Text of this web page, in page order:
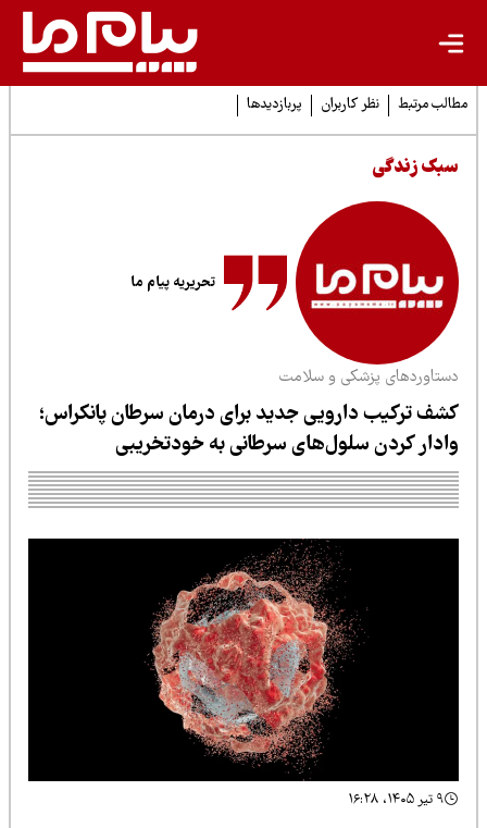
مرتبط نظر کاربران پربازدیدها
زندگی
تحریریه پیام ما
پزشکی و سلامت
ترکیب دارویی جدید برای درمان سرطان پانکراس؛
کردن سلول‌های سرطانی به خودتخریبی